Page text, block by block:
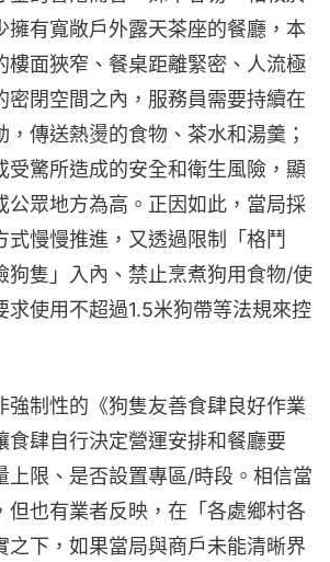
擁有寬敞戶外露天茶座的餐廳，本
樓面狹窄、餐桌距離緊密、人流極
密閉空間之內，服務員需要持續在
傳送熱燙的食物、茶水和湯羹；
受驚所造成的安全和衛生風險，顯
公眾地方為高。正因如此，當局採
式慢慢推進，又透過限制「格鬥
狗隻」入內、禁止烹煮狗用食物/使
求使用不超過1.5米狗帶等法規來控
強制性的《狗隻友善食肆良好作業
食肆自行決定營運安排和餐廳要
上限、是否設置專區/時段。相信當
但也有業者反映，在「各處鄉村各
之下，如果當局與商戶未能清晰界